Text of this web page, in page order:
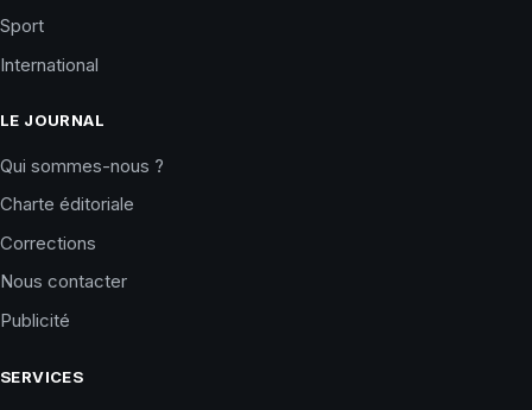
Sport
International
LE JOURNAL
Qui sommes-nous ?
Charte éditoriale
Corrections
Nous contacter
Publicité
SERVICES